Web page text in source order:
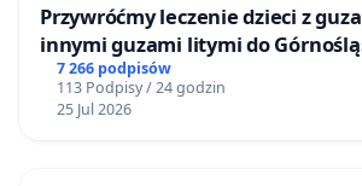
Przywróćmy leczenie dzieci z
innymi guzami litymi do
Centrum Zdrowia Dziecka w
7 266 podpisów
113 Podpisy / 24 godzin
25 Jul 2026